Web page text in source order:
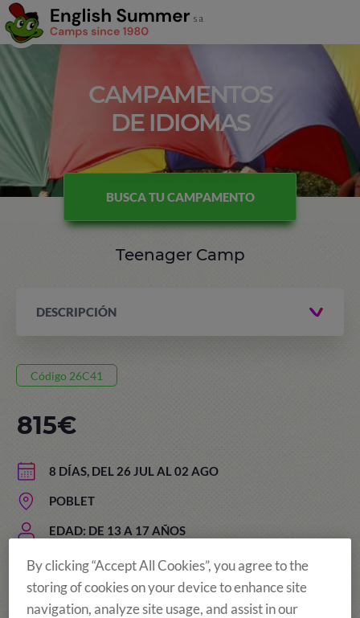
CAMPAMENTOS
DE IDIOMAS
BUSCA TU CAMPAMENTO
Teenager Camp
DESCRIPCIÓN
Código 26C41
8 DÍAS, DEL 26 JUL AL 02 AGO
POBLET
EDAD: DE 13 A 17 AÑOS
815€
The Original and still the Best!
By clicking “Accept All Cookies”, you agree to the
storing of cookies on your device to enhance site
navigation, analyze site usage, and assist in our